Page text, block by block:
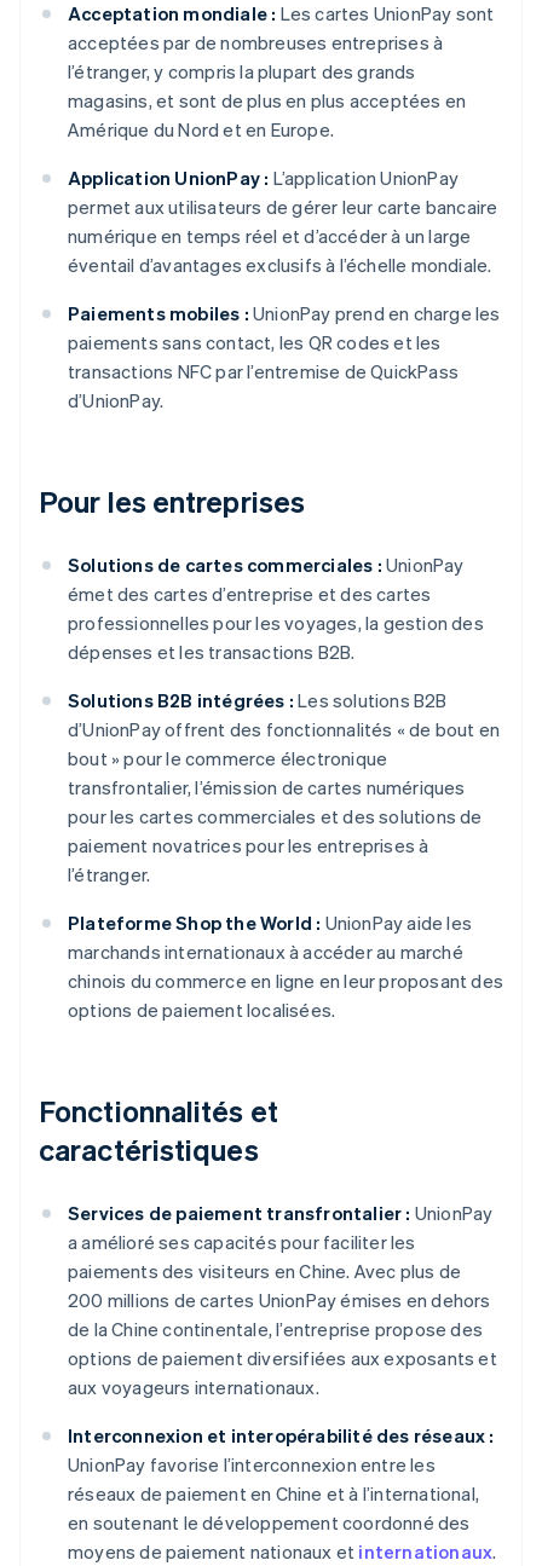
Acceptation mondiale : Les cartes UnionPay sont
acceptées par de nombreuses entreprises à
l’étranger, y compris la plupart des grands
magasins, et sont de plus en plus acceptées en
Amérique du Nord et en Europe.
Application UnionPay : L’application UnionPay
permet aux utilisateurs de gérer leur carte bancaire
numérique en temps réel et d’accéder à un large
éventail d’avantages exclusifs à l’échelle mondiale.
Paiements mobiles : UnionPay prend en charge les
paiements sans contact, les QR codes et les
transactions NFC par l’entremise de QuickPass
d’UnionPay.
Pour les entreprises
Solutions de cartes commerciales : UnionPay
émet des cartes d’entreprise et des cartes
professionnelles pour les voyages, la gestion des
dépenses et les transactions B2B.
Solutions B2B intégrées : Les solutions B2B
d’UnionPay offrent des fonctionnalités « de bout en
bout » pour le commerce électronique
transfrontalier, l’émission de cartes numériques
pour les cartes commerciales et des solutions de
paiement novatrices pour les entreprises à
l’étranger.
Plateforme Shop the World : UnionPay aide les
marchands internationaux à accéder au marché
chinois du commerce en ligne en leur proposant des
options de paiement localisées.
Fonctionnalités et
caractéristiques
Services de paiement transfrontalier : UnionPay
a amélioré ses capacités pour faciliter les
paiements des visiteurs en Chine. Avec plus de
200 millions de cartes UnionPay émises en dehors
de la Chine continentale, l’entreprise propose des
options de paiement diversifiées aux exposants et
aux voyageurs internationaux.
Interconnexion et interopérabilité des réseaux :
UnionPay favorise l’interconnexion entre les
réseaux de paiement en Chine et à l’international,
en soutenant le développement coordonné des
moyens de paiement nationaux et internationaux.